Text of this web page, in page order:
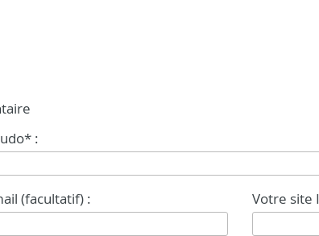
:
(facultatif) : Votre site